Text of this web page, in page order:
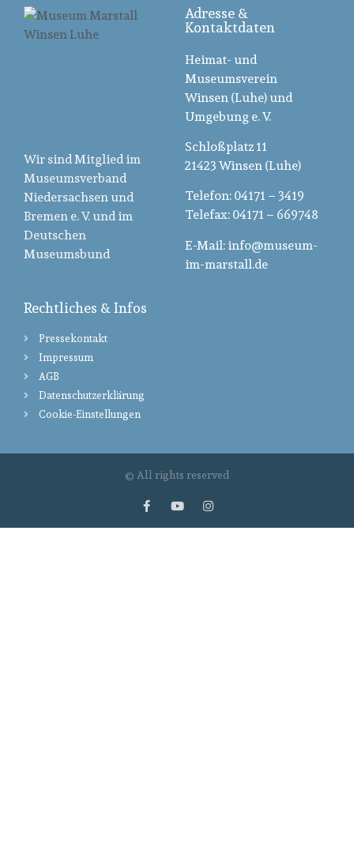
Wir sind Mitglied im
Museumsverband
Niedersachsen und
Bremen e. V. und im
Deutschen
Museumsbund
Adresse &
Kontaktdaten
Heimat- und
Museumsverein
Winsen (Luhe) und
Umgebung e. V.
Schloßplatz 11
21423 Winsen (Luhe)
Telefon: 04171 – 3419
Telefax: 04171 – 669748
E-Mail: info@museum-
im-marstall.de
Rechtliches & Infos
Pressekontakt
Impressum
AGB
Datenschutzerklärung
Cookie-Einstellungen
© All rights reserved